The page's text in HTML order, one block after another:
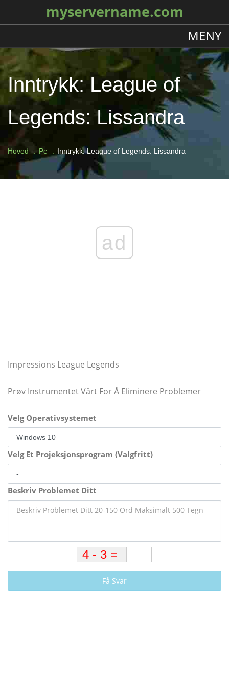
myservername.com
MENY
Inntrykk: League of
Legends: Lissandra
Hoved Pc Inntrykk: League of Legends: Lissandra
ad
Impressions League Legends
Prøv Instrumentet Vårt For Å Eliminere Problemer
Velg Operativsystemet
Velg Et Projeksjonsprogram (Valgfritt)
Beskriv Problemet Ditt
Få Svar